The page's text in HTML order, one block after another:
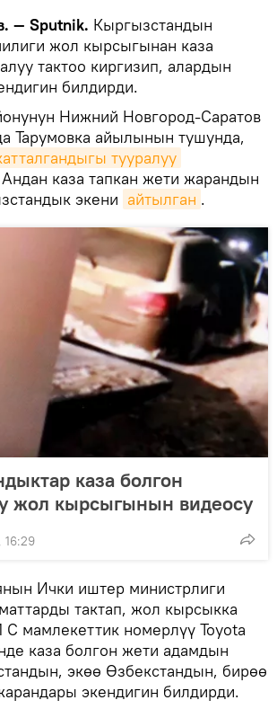
— Sputnik. Кыргызстандын
жол кырсыгынан каза
тактоо киргизип, алардын
билдирди.
Нижний Новгород-Саратов
Тарумовка айылынын тушунда,
тууралуу
каза тапкан жети жарандын
экени айтылган .
каза болгон
жол кырсыгынын видеосу
16:29
Ички иштер министрлиги
тактап, жол кырсыкка
С мамлекеттик номерлүү Toyota
каза болгон жети адамдын
экөө Өзбекстандын, бирөө
экендигин билдирди.